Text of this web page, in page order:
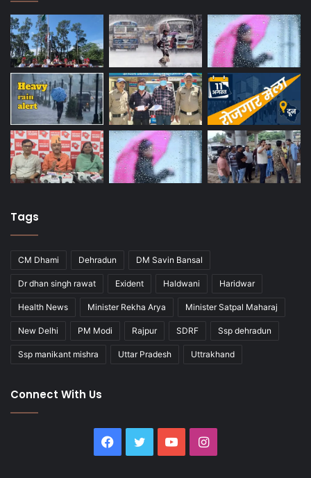
Tags
CM Dhami Dehradun DM Savin Bansal
Dr dhan singh rawat Exident Haldwani Haridwar
Health News Minister Rekha Arya Minister Satpal Maharaj
New Delhi PM Modi Rajpur SDRF Ssp dehradun
Ssp manikant mishra Uttar Pradesh Uttrakhand
Connect With Us
Facebook
Twitter YouTubeInstagram